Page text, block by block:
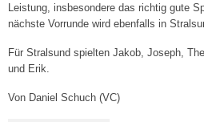
Mixed III („VC-Lok“)
Mixed IV („Die
Leistung, insbesondere das richtig gute
nächste Vorrunde wird ebenfalls in
Für Stralsund spielten Jakob, Joseph,
und Erik.
Von Daniel Schuch (VC)